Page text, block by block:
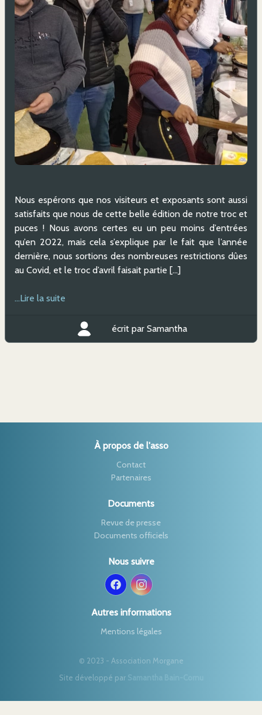
Nous espérons que nos visiteurs et exposants sont aussi
satisfaits que nous de cette belle édition de notre troc et
puces ! Nous avons certes eu un peu moins d’entrées
qu’en 2022, mais cela s’explique par le fait que l’année
dernière, nous sortions des nombreuses restrictions dûes
au Covid, et le troc d’avril faisait partie […]
...Lire la suite
écrit par Samantha
À propos de l'asso
Contact
Partenaires
Documents
Revue de presse
Documents officiels
Nous suivre
Autres informations
Mentions légales
© 2023 - Association Morgane
Site développé par Samantha Bain-Cornu